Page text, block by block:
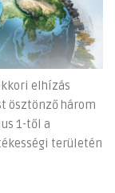
elhízás
ösztönző három
1-től a
területén